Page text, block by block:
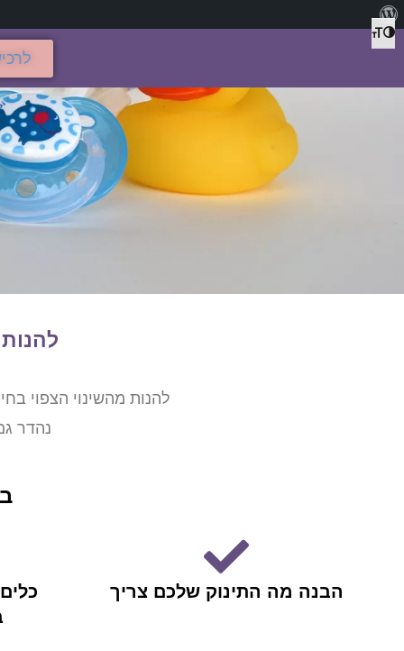
הפעל/כבה ניגודיות גבוהה
מתג גודל גופן
להנות מהשינוי הצפוי
נהדר
הבנה מה התינוק שלכם צריך